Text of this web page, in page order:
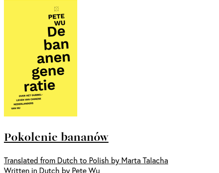
Pokolenie bananów
Translated from Dutch to Polish by Marta Talacha
Written in Dutch by Pete Wu